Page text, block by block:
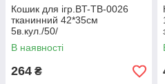
Кошик для ігр.BT-TB-0026
тканинний 42*35см
5в.кул./50/
В наявності
264 ₴